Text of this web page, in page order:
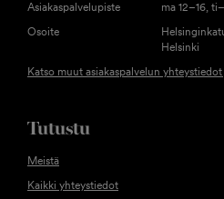
Asiakaspalvelupiste
ma 12–16,
Osoite
Helsinki
Katso muut asiakaspalvelun
Tutustu
Meistä
Kaikki yhteystiedot